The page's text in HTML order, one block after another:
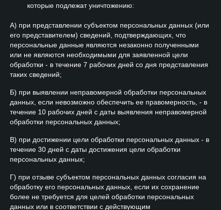
которые подлежат уничтожению:
А) при представлении субъектом персональных данных (или
его представителем) сведений, подтверждающих, что
персональные данные являются незаконно полученными
или не являются необходимыми для заявленной цели
обработки - в течение 7 рабочих дней со дня представления
таких сведений;
Б) при выявлении неправомерной обработки персональных
данных, если невозможно обеспечить ее правомерность, - в
течение 10 рабочих дней с даты выявления неправомерной
обработки персональных данных;
В) при достижении цели обработки персональных данных - в
течение 30 дней с даты достижения цели обработки
персональных данных;
Г) при отзыве субъектом персональных данных согласия на
обработку его персональных данных, если их сохранение
более не требуется для целей обработки персональных
данных или в соответствии с действующим